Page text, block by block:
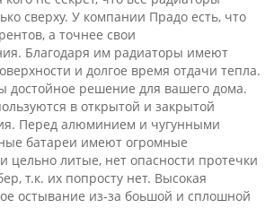
сверху. У компании Прадо есть, что
а точнее свои
Благодаря им радиаторы имеют
и долгое время отдачи тепла.
достойное решение для вашего дома.
в открытой и закрытой
Перед алюминием и чугунными
батареи имеют огромные
цельно литые, нет опасности протечки
т.к. их попросту нет. Высокая
остывание из-за боьшой и сплошной